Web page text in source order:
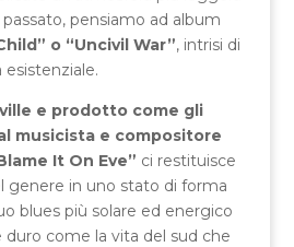
pensiamo ad album
o “Uncivil War”, intrisi di
esistenziale.
e prodotto come gli
musicista e compositore
It On Eve” ci restituisce
genere in uno stato di forma
blues più solare ed energico
duro come la vita del sud che